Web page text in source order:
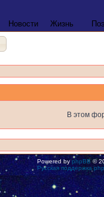
Новости Жизнь
В этом
Powered by phpBB©
Русская поддержка